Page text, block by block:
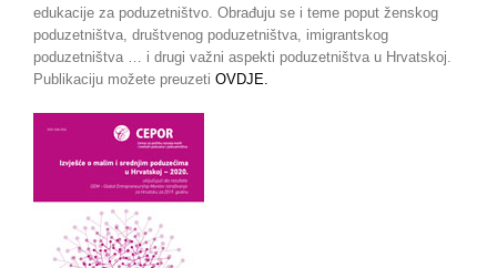
edukacije za poduzetništvo. Obrađuju se i teme poput ženskog
poduzetništva, društvenog poduzetništva, imigrantskog
poduzetništva … i drugi važni aspekti poduzetništva u Hrvatskoj.
Publikaciju možete preuzeti OVDJE.